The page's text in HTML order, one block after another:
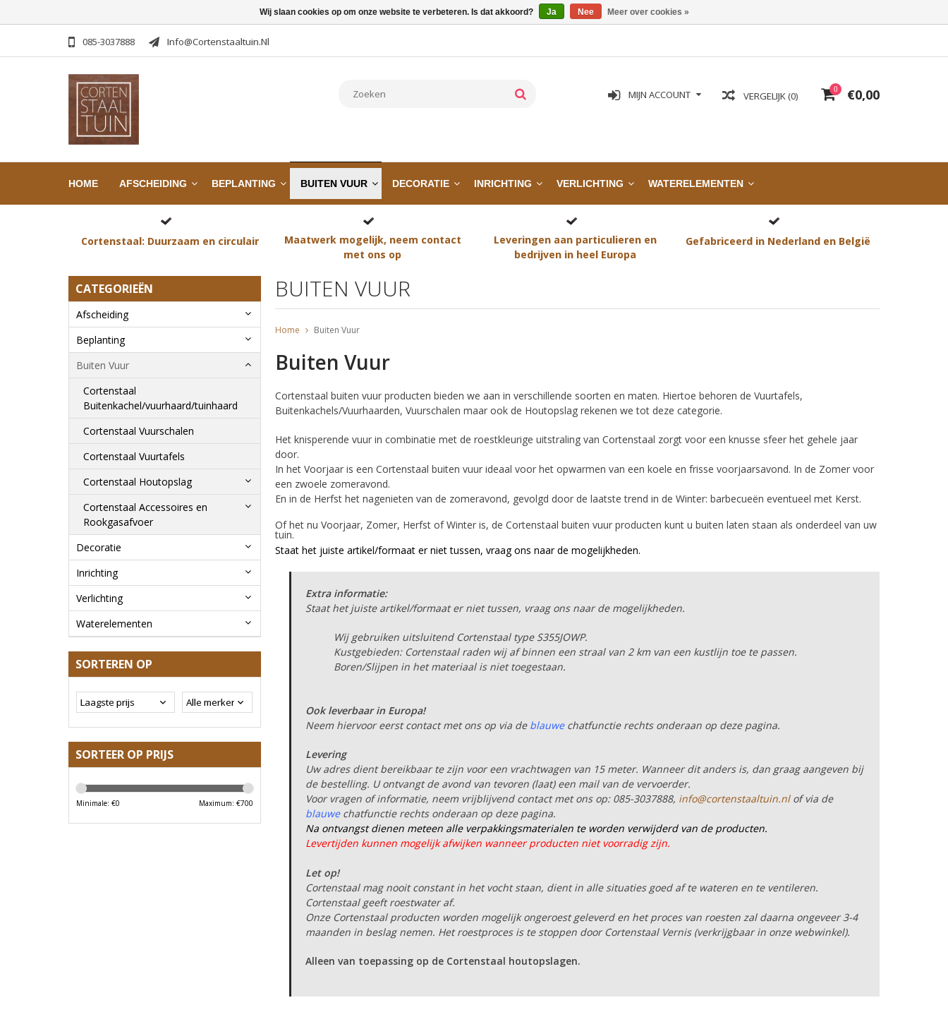
085-3037888 Info@cortenstaaltuin.nl
0 €0,00
VERGELIJK (0)
MIJN ACCOUNT
HOME AFSCHEIDING BEPLANTING BUITEN VUUR DECORATIE INRICHTING VERLICHTING WATERELEMENTEN
Cortenstaal: Duurzaam en circulair
Maatwerk mogelijk, neem contact
met ons op
Leveringen aan particulieren en
bedrijven in heel Europa
Gefabriceerd in Nederland en België
CATEGORIEËN
Afscheiding
Beplanting
Buiten Vuur
Cortenstaal
Buitenkachel/vuurhaard/tuinhaard
Cortenstaal Vuurschalen
Cortenstaal Vuurtafels
Cortenstaal Houtopslag
Cortenstaal Accessoires en
Rookgasafvoer
Decoratie
Inrichting
Verlichting
Waterelementen
SORTEREN OP
SORTEER OP PRIJS
Minimale: €0 Maximum: €700
BUITEN VUUR
Home Buiten Vuur
Buiten Vuur
Cortenstaal buiten vuur producten bieden we aan in verschillende soorten en maten. Hiertoe behoren de Vuurtafels,
Buitenkachels/Vuurhaarden, Vuurschalen maar ook de Houtopslag rekenen we tot deze categorie.
Het knisperende vuur in combinatie met de roestkleurige uitstraling van Cortenstaal zorgt voor een knusse sfeer het gehele jaar
door.
In het Voorjaar is een Cortenstaal buiten vuur ideaal voor het opwarmen van een koele en frisse voorjaarsavond. In de Zomer voor
een zwoele zomeravond.
En in de Herfst het nagenieten van de zomeravond, gevolgd door de laatste trend in de Winter: barbecueën eventueel met Kerst.
Of het nu Voorjaar, Zomer, Herfst of Winter is, de Cortenstaal buiten vuur producten kunt u buiten laten staan als onderdeel van uw
tuin.
Staat het juiste artikel/formaat er niet tussen, vraag ons naar de mogelijkheden.
Extra informatie:
Staat het juiste artikel/formaat er niet tussen, vraag ons naar de mogelijkheden.
Wij gebruiken uitsluitend Cortenstaal type S355JOWP.
Kustgebieden: Cortenstaal raden wij af binnen een straal van 2 km van een kustlijn toe te passen.
Boren/Slijpen in het materiaal is niet toegestaan.
Ook leverbaar in Europa!
Neem hiervoor eerst contact met ons op via de blauwechatfunctie rechts onderaan op deze pagina.
Levering
Uw adres dient bereikbaar te zijn voor een vrachtwagen van 15 meter. Wanneer dit anders is, dan graag aangeven bij
de bestelling. U ontvangt de avond van tevoren (laat) een mail van de vervoerder.
Voor vragen of informatie, neem vrijblijvend contact met ons op: 085-3037888, info@cortenstaaltuin.nlof via de
blauwechatfunctie rechts onderaan op deze pagina.
Na ontvangst dienen meteen alle verpakkingsmaterialen te worden verwijderd van de producten.
Levertijden kunnen mogelijk afwijken wanneer producten niet voorradig zijn.
Let op!
Cortenstaal mag nooit constant in het vocht staan, dient in alle situaties goed af te wateren en te ventileren.
Cortenstaal geeft roestwater af.
Onze Cortenstaal producten worden mogelijk ongeroest geleverd en het proces van roesten zal daarna ongeveer 3-4
maanden in beslag nemen. Het roestproces is te stoppen door Cortenstaal Vernis (verkrijgbaar in onze webwinkel).
Alleen van toepassing op de Cortenstaal houtopslagen.
Wij slaan cookies op om onze website te verbeteren. Is dat akkoord? Ja Nee Meer over cookies »